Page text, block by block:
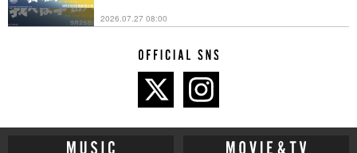
2026.07.27 08:00